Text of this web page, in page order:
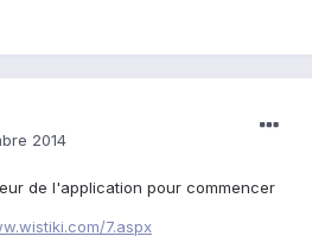
2014
de l'application pour commencer
7.aspx